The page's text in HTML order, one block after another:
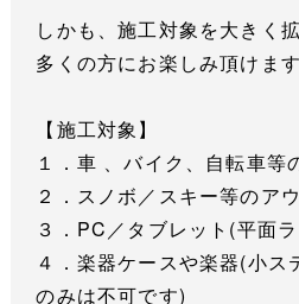
しかも、施工対象を大きく拡
多くの方にお楽しみ頂けます
【施工対象】
１．車 、バイク、自転車等
２．スノボ／スキー等のア
３．PC／タブレット(平面
４．楽器ケースや楽器(小ス
のみは不可です)